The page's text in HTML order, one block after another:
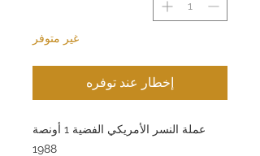
غير متوفر
إخطار عند توفره
عملة النسر الأمريكي الفضية 1 أونصة
1988